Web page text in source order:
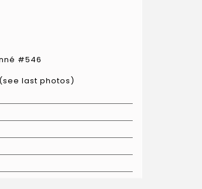
#546
last photos)